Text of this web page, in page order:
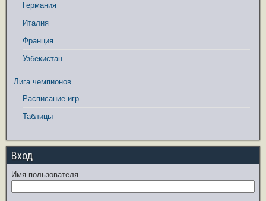
Германия
Италия
Франция
Узбекистан
Лига чемпионов
Расписание игр
Таблицы
Вход
Имя пользователя